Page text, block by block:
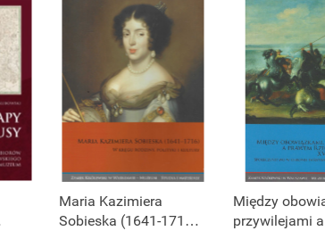
Produkt niedostępny
Maria Kazimiera
Sobieska (1641-1716).
Produkt
Między
przywilejami